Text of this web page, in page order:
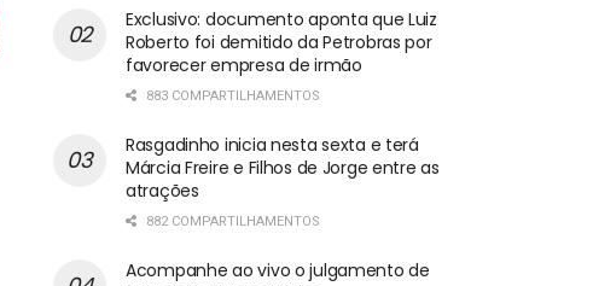
Exclusivo: documento aponta que Luiz
Roberto foi demitido da Petrobras por
favorecer empresa de irmão
883 COMPARTILHAMENTOS
Rasgadinho inicia nesta sexta e terá
Márcia Freire e Filhos de Jorge entre as
atrações
882 COMPARTILHAMENTOS
Acompanhe ao vivo o julgamento de